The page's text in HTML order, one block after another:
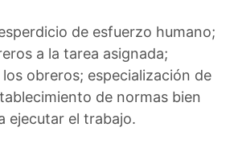
de esfuerzo humano;
a la tarea asignada;
obreros; especialización de
de normas bien
ejecutar el trabajo.